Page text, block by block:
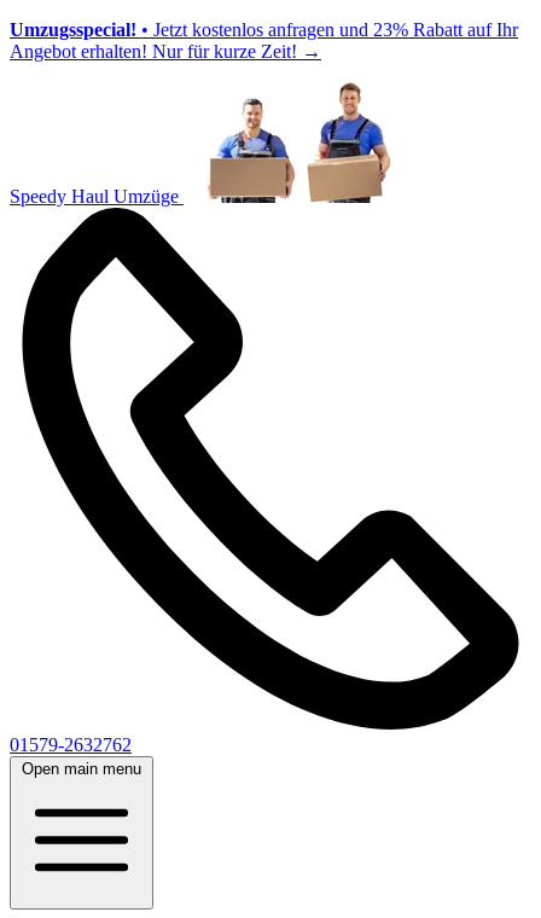
Umzugsspecial! • Jetzt kostenlos anfragen und 23% Rabatt auf Ihr
Angebot erhalten! Nur für kurze Zeit! →
Speedy Haul Umzüge
01579-2632762
Open main menu